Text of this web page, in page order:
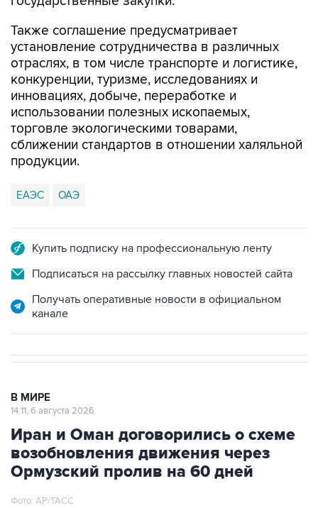
дальнейшего развития и углубления торгово-
экономического сотрудничества между ЕАЭС и
ОАЭ в сферах, представляющих взаимный
интерес. К таким сферам относятся
таможенное сотрудничество, электронная
торговля, технические барьеры в торговле,
санитарные и фитосанитарные меры, права на
интеллектуальную собственность,
государственные закупки.
Также соглашение предусматривает
отраслях, в том числе транспорте и логистике,
конкуренции, туризме, исследованиях и
использовании полезных ископаемых,
торговле экологическими товарами,
сближении стандартов в отношении халяльной
ЕАЭС ОАЭ
Купить подписку на профессиональную ленту
Подписаться на рассылку главных новостей сайта
Получать оперативные новости в официальном
канале